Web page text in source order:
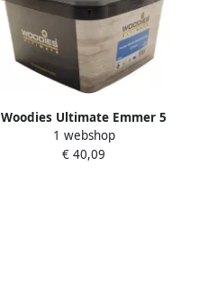
Woodies Ultimate Emmer 5
0x 80 50 vk T25 verzinkt |
500 stuks 61999054
1 webshop
€ 40,09